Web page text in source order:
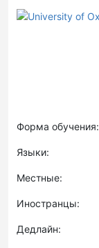
Форма обучения:
Языки:
Местные:
Иностранцы:
Дедлайн: